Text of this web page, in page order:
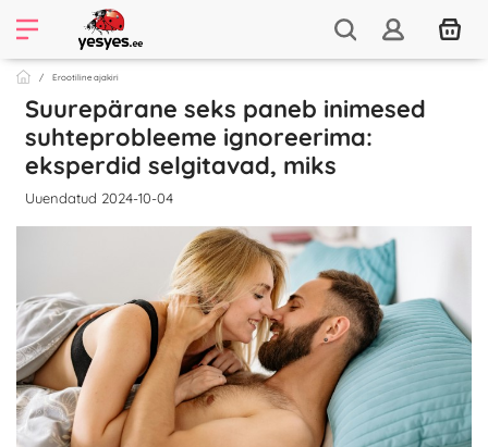
Erootiline ajakiri
Suurepärane seks paneb inimesed
suhteprobleeme ignoreerima:
eksperdid selgitavad, miks
Uuendatud 2024-10-04